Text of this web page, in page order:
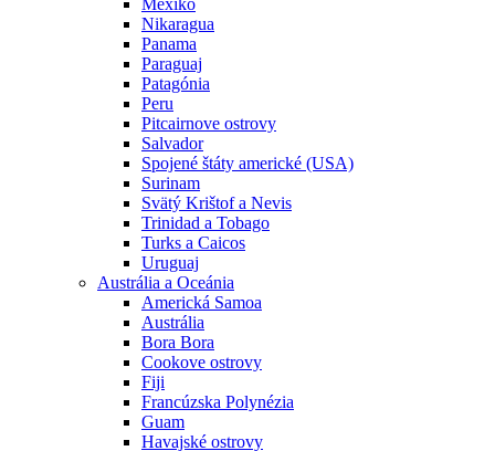
Mexiko
Nikaragua
Panama
Paraguaj
Patagónia
Peru
Pitcairnove ostrovy
Salvador
Spojené štáty americké (USA)
Surinam
Svätý Krištof a Nevis
Trinidad a Tobago
Turks a Caicos
Uruguaj
Austrália a Oceánia
Americká Samoa
Austrália
Bora Bora
Cookove ostrovy
Fiji
Francúzska Polynézia
Guam
Havajské ostrovy